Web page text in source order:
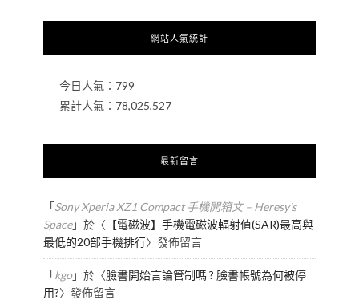
網站人氣統計
今日人氣： 799
累計人氣： 78,025,527
最新留言
「Sony Xperia XZ1 Compact 手機開箱文 – Heresy's
Space」於〈 【電磁波】手機電磁波輻射值(SAR)最高與
最低的20部手機排行〉發佈留言
「kgo」於〈臉書開始言論管制嗎 ? 臉書帳號為何被停
用?〉發佈留言